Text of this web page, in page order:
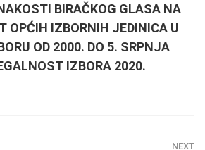
BIRAČKOG GLASA NA
OPĆIH IZBORNIH JEDINICA U
OD 2000. DO 5. SRPNJA
IZBORA 2020.
NEXT